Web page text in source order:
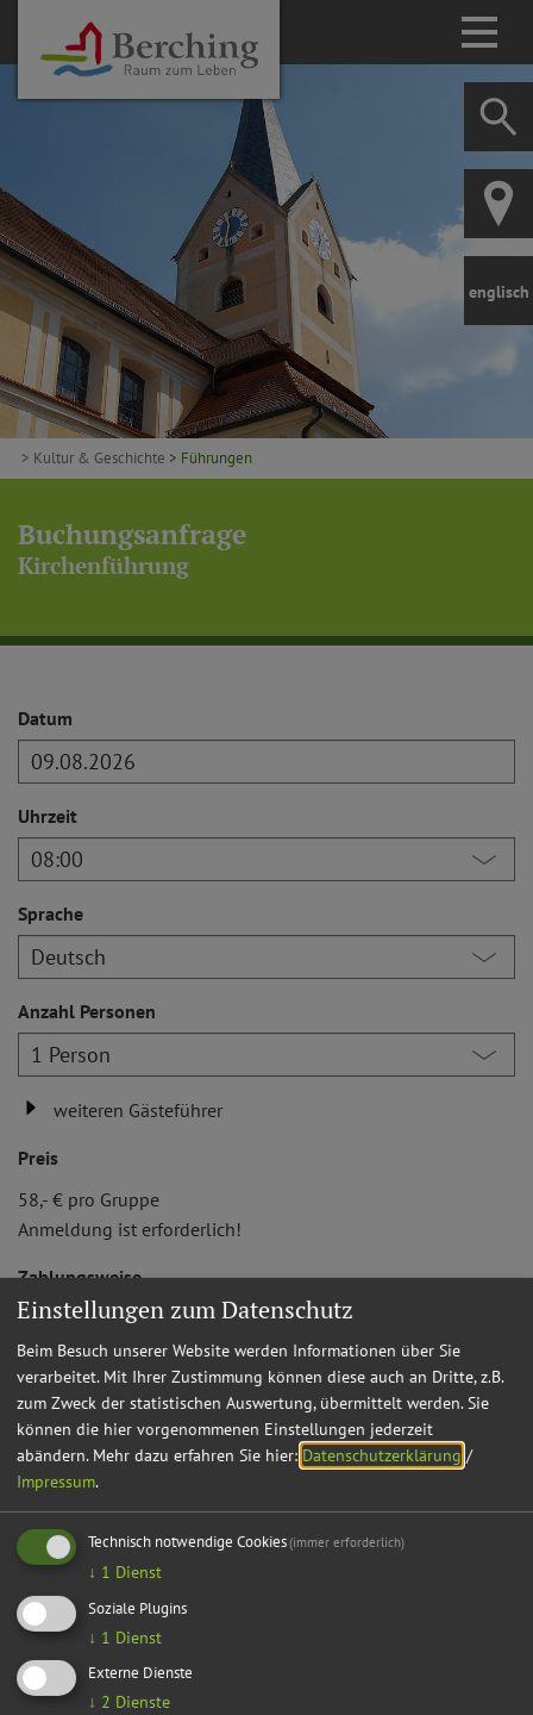
englisch
> Kultur & Geschichte > Führungen
Buchungsanfrage
Kirchenführung
Datum
Uhrzeit
Sprache
Anzahl Personen
weiteren Gästeführer
Preis
58,- € pro Gruppe
Anmeldung ist erforderlich!
Zahlungsweise
bar, direkt an den Gästeführer
Treffpunkt
Einstellungen zum Datenschutz
Beim Besuch unserer Website werden Informationen über Sie
verarbeitet. Mit Ihrer Zustimmung können diese auch an Dritte, z.B.
zum Zweck der statistischen Auswertung, übermittelt werden. Sie
können die hier vorgenommenen Einstellungen jederzeit
abändern. Mehr dazu erfahren Sie hier: Datenschutzerklärung /
Impressum.
Technisch notwendige Cookies(immer erforderlich)
↓ 1 Dienst
Soziale Plugins
↓ 1 Dienst
Externe Dienste
↓ 2 Dienste